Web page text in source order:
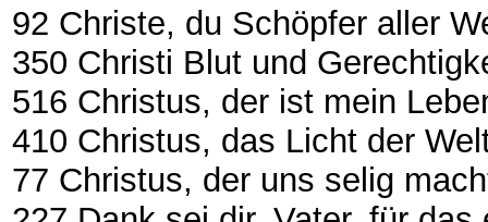
92 Christe, du Schöpfer aller
350 Christi Blut und
516 Christus, der ist mein
410 Christus, das Licht der
77 Christus, der uns selig